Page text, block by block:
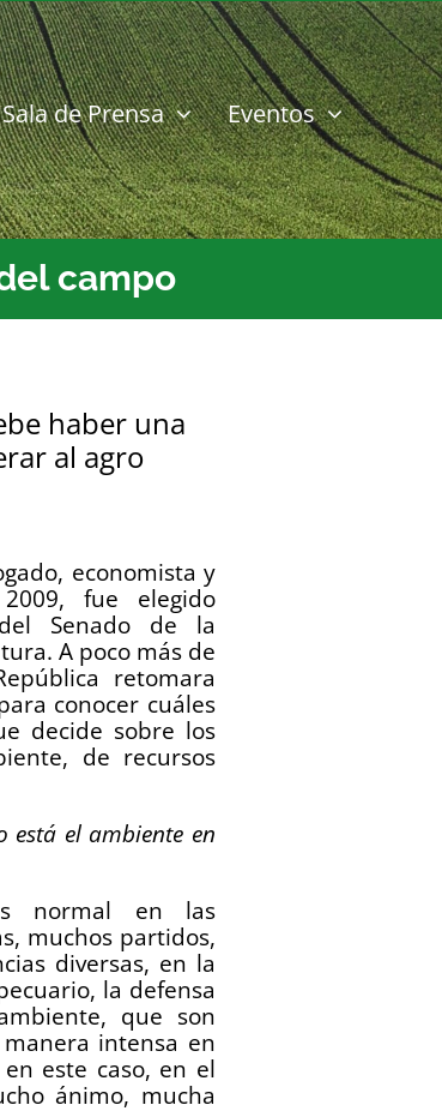
Sala de Prensa Eventos
campo
haber una
al agro
economista y
fue elegido
Senado de la
A poco más de
retomara
conocer cuáles
decide sobre los
de recursos
está el ambiente en
normal en las
muchos partidos,
diversas, en la
la defensa
que son
intensa en
este caso, en el
ánimo, mucha